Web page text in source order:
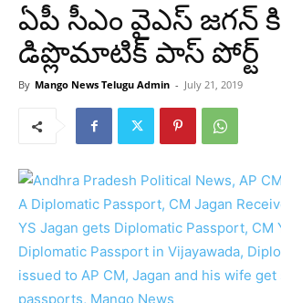
ఏపీ సీఎం వైఎస్ జగన్ కి
డిప్లొమాటిక్ పాస్ పోర్ట్
By Mango News Telugu Admin - July 21, 2019